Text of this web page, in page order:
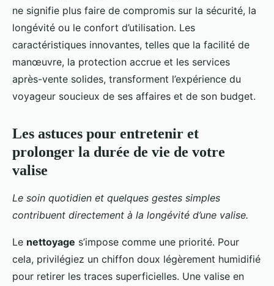
ne signifie plus faire de compromis sur la sécurité, la
longévité ou le confort d’utilisation. Les
caractéristiques innovantes, telles que la facilité de
manœuvre, la protection accrue et les services
après-vente solides, transforment l’expérience du
voyageur soucieux de ses affaires et de son budget.
Les astuces pour entretenir et
prolonger la durée de vie de votre
valise
Le soin quotidien et quelques gestes simples
contribuent directement à la longévité d’une valise.
Le nettoyage s’impose comme une priorité. Pour
cela, privilégiez un chiffon doux légèrement humidifié
pour retirer les traces superficielles. Une valise en